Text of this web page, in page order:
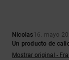
Nicolas16. mayo
Un producto de
Mostrar original -